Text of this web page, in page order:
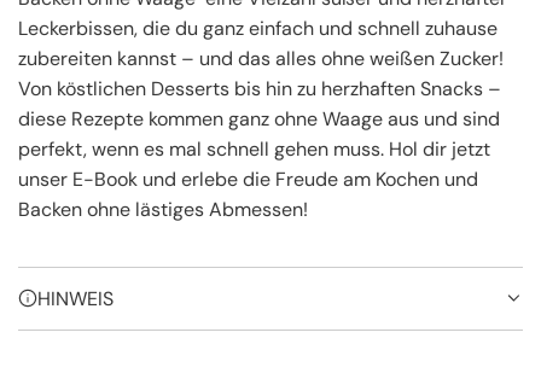
.
Leckerbissen, die du ganz einfach und schnell zuhause
zubereiten kannst – und das alles ohne weißen Zucker!
Von köstlichen Desserts bis hin zu herzhaften Snacks –
diese Rezepte kommen ganz ohne Waage aus und sind
perfekt, wenn es mal schnell gehen muss. Hol dir jetzt
unser E-Book und erlebe die Freude am Kochen und
Backen ohne lästiges Abmessen!
HINWEIS